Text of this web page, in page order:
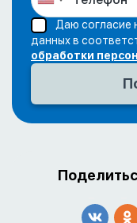
Даю согласие
данных в
обработки